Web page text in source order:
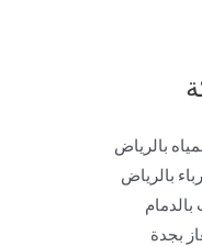
بالرياض
بالرياض
بجدة